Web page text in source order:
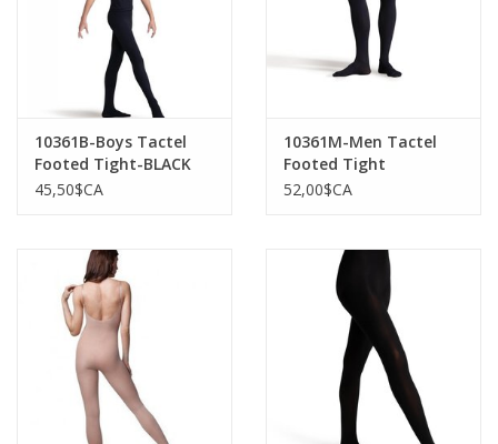
10361B-Boys Tactel
Footed Tight-BLACK
45,50$CA
10361M-Men Tactel
Footed Tight
52,00$CA